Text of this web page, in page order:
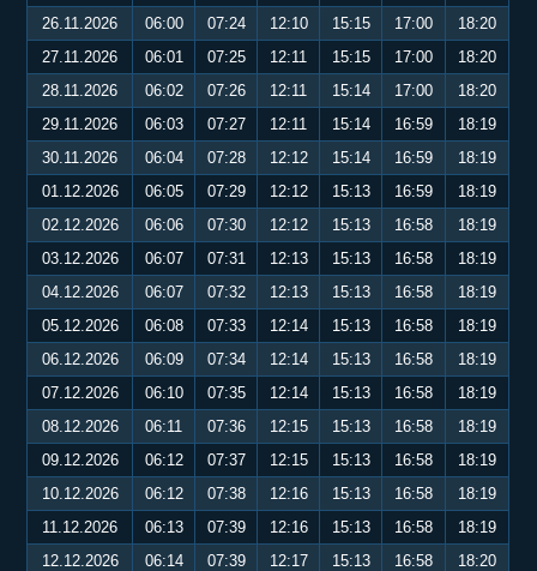
26.11.2026
06:00 07:24 12:10 15:15 17:00
18:20
27.11.2026
06:01 07:25 12:11 15:15 17:00
18:20
28.11.2026
06:02 07:26 12:11 15:14 17:00
18:20
29.11.2026
06:03 07:27 12:11 15:14 16:59
18:19
30.11.2026
06:04 07:28 12:12 15:14 16:59
18:19
01.12.2026
06:05 07:29 12:12 15:13 16:59
18:19
02.12.2026
06:06 07:30 12:12 15:13 16:58
18:19
03.12.2026
06:07 07:31 12:13 15:13 16:58
18:19
04.12.2026
06:07 07:32 12:13 15:13 16:58
18:19
05.12.2026
06:08 07:33 12:14 15:13 16:58
18:19
06.12.2026
06:09 07:34 12:14 15:13 16:58
18:19
07.12.2026
06:10 07:35 12:14 15:13 16:58
18:19
08.12.2026
06:11 07:36 12:15 15:13 16:58
18:19
09.12.2026
06:12 07:37 12:15 15:13 16:58
18:19
10.12.2026
06:12 07:38 12:16 15:13 16:58
18:19
11.12.2026
06:13 07:39 12:16 15:13 16:58
18:19
12.12.2026
06:14 07:39 12:17 15:13 16:58
18:20